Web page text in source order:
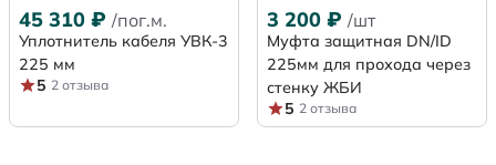
45 310 ₽ /пог.м.
Уплотнитель кабеля УВК-3
225 мм
5 2 отзыва
3 200 ₽ /шт
Муфта защитная DN/ID
225мм для прохода через
стенку ЖБИ
5 2 отзыва